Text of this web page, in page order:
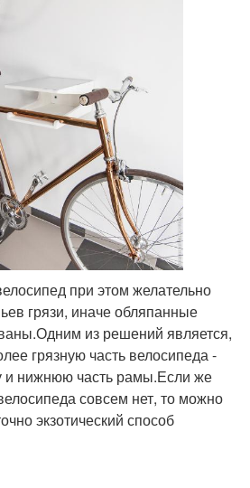
при этом желательно
грязи, иначе обляпанные
из решений является,
грязную часть велосипеда -
и нижнюю часть рамы.Если же
совсем нет, то можно
экзотический способ